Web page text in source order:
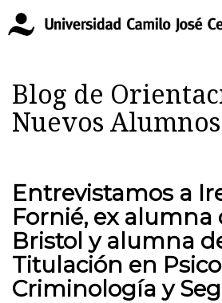
Blog de
Nuevos Alumnos
Entrevistamos a
Fornié, ex alumna
Bristol y alumna
Titulación en
Criminología y